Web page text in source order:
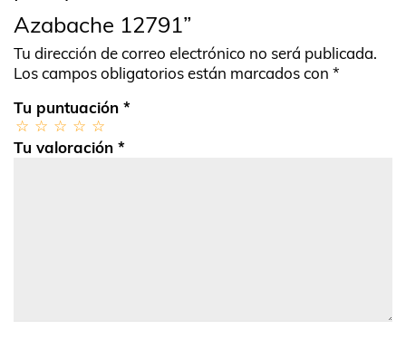
Azabache 12791”
Tu dirección de correo electrónico no será publicada.
Los campos obligatorios están marcados con *
Tu puntuación *
Tu valoración *